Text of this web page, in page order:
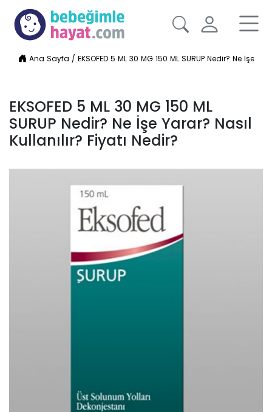
Ana Sayfa /EKSOFED 5 ML 30 MG 150 ML SURUP Nedir? Ne İşe
EKSOFED 5 ML 30 MG 150 ML
SURUP Nedir? Ne İşe Yarar? Nasıl
Kullanılır? Fiyatı Nedir?